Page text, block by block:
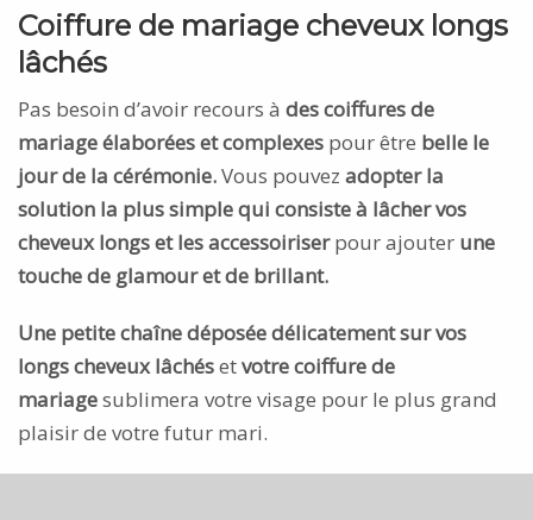
Coiffure de mariage cheveux longs
lâchés
Pas besoin d’avoir recours à des coiffures de
mariage élaborées et complexes pour être belle le
jour de la cérémonie.Vous pouvez adopter la
solution la plus simple qui consiste à lâcher vos
cheveux longs et les accessoiriserpour ajouter une
touche de glamour et de brillant.
Une petite chaîne déposée délicatement sur vos
longs cheveux lâchésetvotre coiffure de
mariagesublimera votre visage pour le plus grand
plaisir de votre futur mari.